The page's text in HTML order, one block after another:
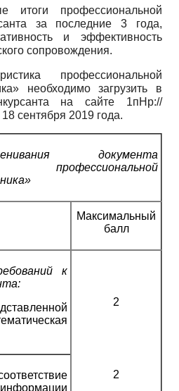
итоги профессиональной
за последние 3 года,
и эффективность
сопровождения.
профессиональной
необходимо загрузить в
на сайте 1пНр://
сентября 2019 года.
документа
профессиональной
Максимальный
балл
к
2
2